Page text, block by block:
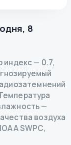
, 8
индекс— 0.7,
—
воздуха
SWPC,